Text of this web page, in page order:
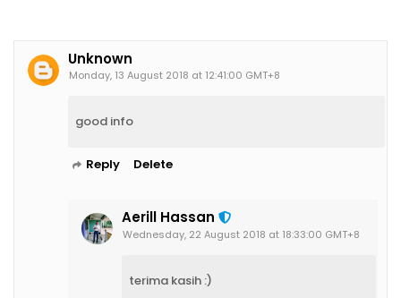
Unknown
Monday, 13 August 2018 at 12:41:00 GMT+8
good info
Reply Delete
Aerill Hassan
Wednesday, 22 August 2018 at 18:33:00 GMT+8
terima kasih :)